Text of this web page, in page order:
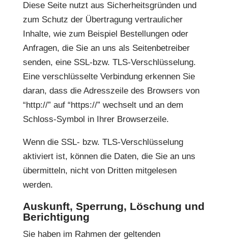
Diese Seite nutzt aus Sicherheitsgründen und
zum Schutz der Übertragung vertraulicher
Inhalte, wie zum Beispiel Bestellungen oder
Anfragen, die Sie an uns als Seitenbetreiber
senden, eine SSL-bzw. TLS-Verschlüsselung.
Eine verschlüsselte Verbindung erkennen Sie
daran, dass die Adresszeile des Browsers von
“http://” auf “https://” wechselt und an dem
Schloss-Symbol in Ihrer Browserzeile.
Wenn die SSL- bzw. TLS-Verschlüsselung
aktiviert ist, können die Daten, die Sie an uns
übermitteln, nicht von Dritten mitgelesen
werden.
Auskunft, Sperrung, Löschung und
Berichtigung
Sie haben im Rahmen der geltenden